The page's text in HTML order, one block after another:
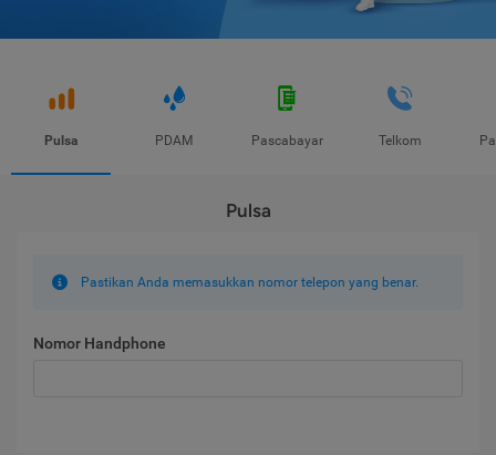
Pulsa PDAM Pascabayar Telkom
Pulsa
Pastikan Anda memasukkan nomor telepon yang benar.
Nomor Handphone